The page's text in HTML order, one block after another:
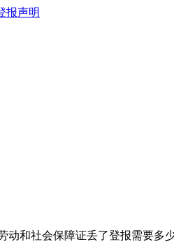
报声明
动和社会保障证丢了登报需要多